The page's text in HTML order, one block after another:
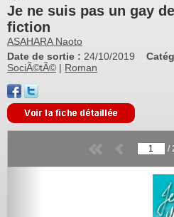
Je ne suis pas un gay de
fiction
ASAHARA Naoto
Date de sortie : 24/10/2019
SociÃ©tÃ© | Roman
/